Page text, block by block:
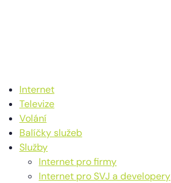
Internet
Televize
Volání
Balíčky služeb
Služby
Internet pro firmy
Internet pro SVJ a developery